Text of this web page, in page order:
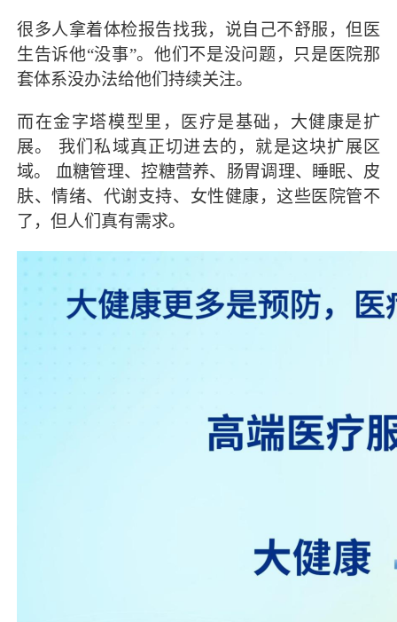
很多人拿着体检报告找我，说自己不舒服，但医
生告诉他“没事”。他们不是没问题，只是医院那
套体系没办法给他们持续关注。
而在金字塔模型里，医疗是基础，大健康是扩
展。 我们私域真正切进去的，就是这块扩展区
域。 血糖管理、控糖营养、肠胃调理、睡眠、皮
肤、情绪、代谢支持、女性健康，这些医院管不
了，但人们真有需求。